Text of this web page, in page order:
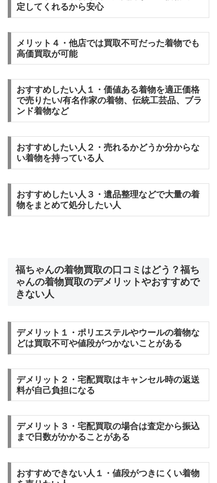
定してくれるから安心
メリット４・他店では買取不可だった着物でも
高価買取が可能
おすすめしたい人１・価値ある着物を適正価格
で売りたい/有名作家の着物、伝統工芸品、ブラ
ンド着物など
おすすめしたい人２・売れるかどうか分からな
い着物を持っている人
おすすめしたい人３・遺品整理などで大量の着
物をまとめて処分したい人
福ちゃんの着物買取の口コミはどう？福ち
ゃんの着物買取のデメリットやおすすめで
きない人
デメリット１・ポリエステルやウールの着物な
どは買取不可や値段がつかないことがある
デメリット２・宅配買取はキャンセル時の返送
料が自己負担になる
デメリット３・宅配買取の場合は査定から振込
まで日数がかかることがある
おすすめできない人１・値段がつきにくい着物